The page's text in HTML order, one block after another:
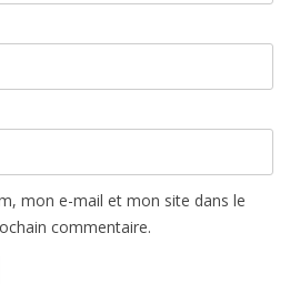
mon e-mail et mon site dans le
commentaire.